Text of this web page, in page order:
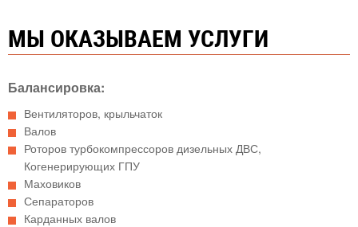
МЫ ОКАЗЫВАЕМ УСЛУГИ
Балансировка:
Вентиляторов, крыльчаток
Валов
Роторов турбокомпрессоров дизельных ДВС,
Когенерирующих ГПУ
Маховиков
Сепараторов
Карданных валов